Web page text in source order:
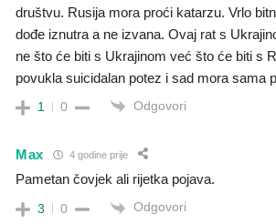
društvu. Rusija mora proći katarzu. Vrlo
dođe iznutra a ne izvana. Ovaj rat s
ne što će biti s Ukrajinom već što će biti s
povukla suicidalan potez i sad mora sama
1 0 Odgovori
Max 4 godine prije
Pametan čovjek ali rijetka pojava.
3 0 Odgovori